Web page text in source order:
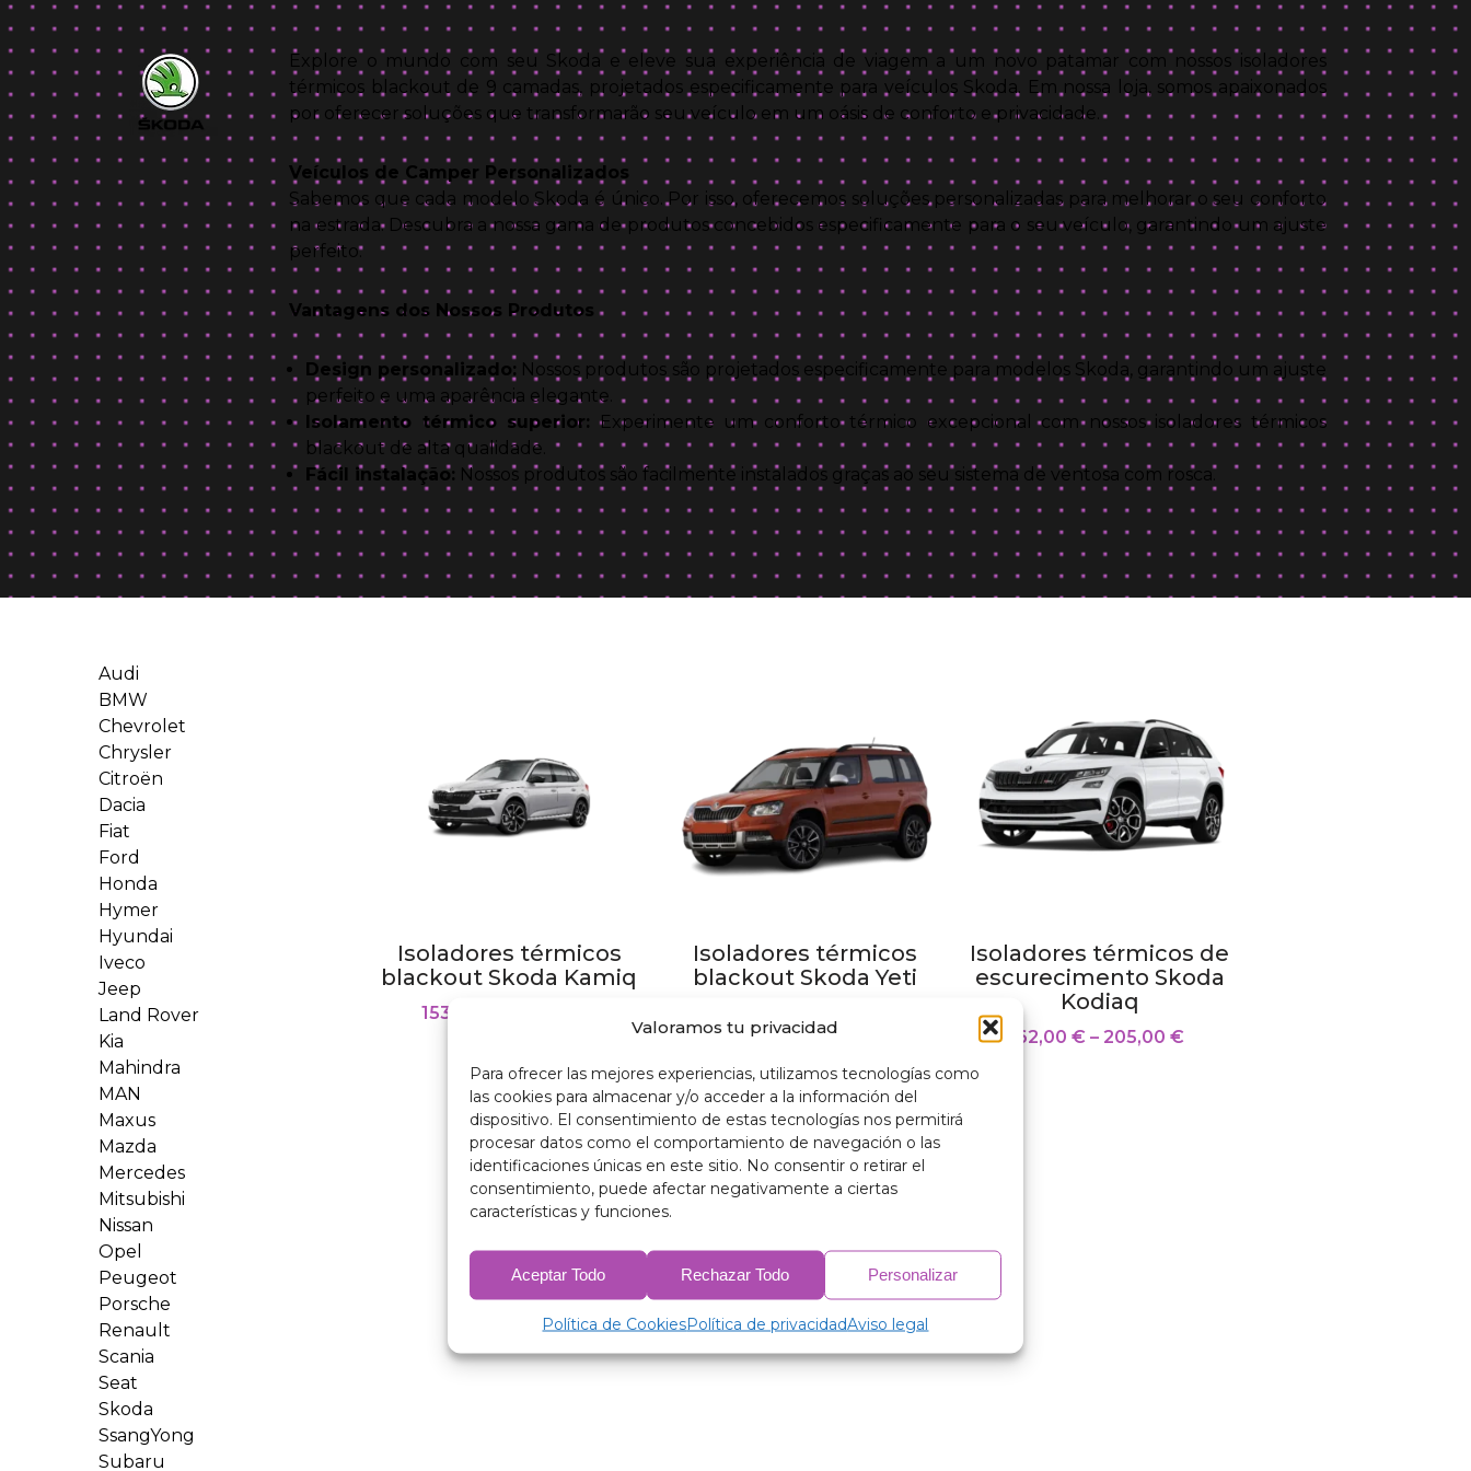
Valoramos tu privacidad
Para ofrecer las mejores experiencias, utilizamos tecnologías como
las cookies para almacenar y/o acceder a la información del
dispositivo. El consentimiento de estas tecnologías nos permitirá
procesar datos como el comportamiento de navegación o las
identificaciones únicas en este sitio. No consentir o retirar el
consentimiento, puede afectar negativamente a ciertas
características y funciones.
Aceptar Todo Rechazar Todo Personalizar
Política de CookiesPolítica de privacidadAviso legal
Explore o mundo com seu Skoda e eleve sua experiência de viagem a um novo patamar com nossos isoladores
térmicos blackout de 9 camadas, projetados especificamente para veículos Skoda. Em nossa loja, somos apaixonados
por oferecer soluções que transformarão seu veículo em um oásis de conforto e privacidade.
Veículos de Camper Personalizados
Sabemos que cada modelo Skoda é único. Por isso, oferecemos soluções personalizadas para melhorar o seu conforto
na estrada. Descubra a nossa gama de produtos concebidos especificamente para o seu veículo, garantindo um ajuste
perfeito.
Vantagens dos Nossos Produtos
Design personalizado: Nossos produtos são projetados especificamente para modelos Skoda, garantindo um ajuste
perfeito e uma aparência elegante.
Isolamento térmico superior: Experimente um conforto térmico excepcional com nossos isoladores térmicos
blackout de alta qualidade.
Fácil instalação: Nossos produtos são facilmente instalados graças ao seu sistema de ventosa com rosca.
Audi
BMW
Chevrolet
Chrysler
Citroën
Dacia
Fiat
Ford
Honda
Hymer
Hyundai
Iveco
Jeep
Land Rover
Kia
Mahindra
MAN
Maxus
Mazda
Mercedes
Mitsubishi
Nissan
Opel
Peugeot
Porsche
Renault
Scania
Seat
Skoda
SsangYong
Subaru
Isoladores térmicos
blackout Skoda Kamiq
153,00
Isoladores térmicos
blackout Skoda Yeti
Isoladores térmicos de
escurecimento Skoda
Kodiaq
62,00 € – 205,00 €